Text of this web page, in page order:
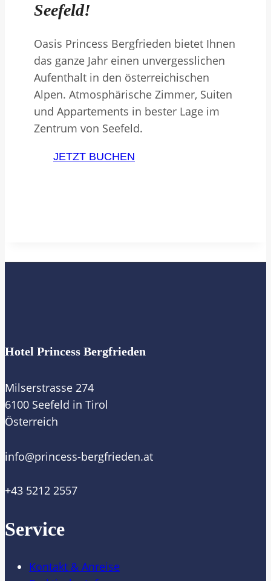
Seefeld!
Oasis Princess Bergfrieden bietet Ihnen
das ganze Jahr einen unvergesslichen
Aufenthalt in den österreichischen
Alpen. Atmosphärische Zimmer, Suiten
und Appartements in bester Lage im
Zentrum von Seefeld.
JETZT BUCHEN
Hotel Princess Bergfrieden
Milserstrasse 274
6100 Seefeld in Tirol
Österreich
ta.nedeirfgreb-ssecnirp
@ofni
+43 5212 2557
Service
Kontakt & Anreise